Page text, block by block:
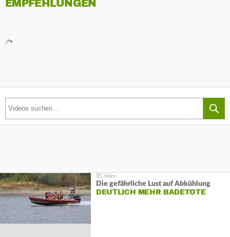
EMPFEHLUNGEN
Die gefährliche Lust auf Abkühlung
DEUTLICH MEHR BADETOTE